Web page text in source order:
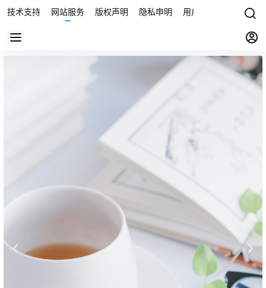
技术支持 网站服务 版权声明 隐私申明 用户协议 联系我们